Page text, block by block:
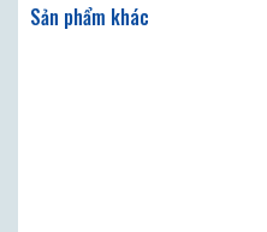
Sản phẩm khác